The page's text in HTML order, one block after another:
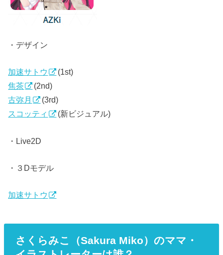
・デザイン
加速サトウ
(1st)
焦茶
(2nd)
古弥月
(3rd)
スコッティ
(新ビジュアル)
・Live2D
・３Dモデル
加速サトウ
さくらみこ（Sakura Miko）のママ・